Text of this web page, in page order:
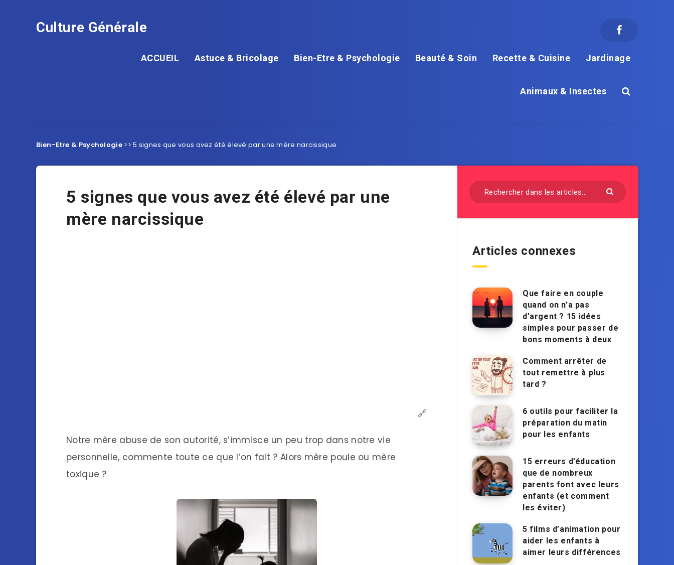
Culture Générale
ACCUEIL Astuce & Bricolage Bien-Etre & Psychologie Beauté & Soin Recette & Cuisine Jardinage
Animaux & Insectes
Bien-Etre & Psychologie>>5 signes que vous avez été élevé par une mère narcissique
5 signes que vous avez été élevé par une
mère narcissique
🔗
Notre mère abuse de son autorité, s’immisce un peu trop dans notre vie
personnelle, commente toute ce que l’on fait ? Alors mère poule ou mère
toxique ?
Articles connexes
Que faire en couple
quand on n’a pas
d’argent ? 15 idées
simples pour passer de
bons moments à deux
Comment arrêter de
tout remettre à plus
tard ?
6 outils pour faciliter la
préparation du matin
pour les enfants
15 erreurs d’éducation
que de nombreux
parents font avec leurs
enfants (et comment
les éviter)
5 films d’animation pour
aider les enfants à
aimer leurs différences